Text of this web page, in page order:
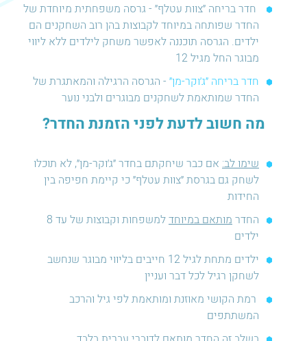
חדר בריחה ״צוות עטלף״ - גרסה משפחתית מיוחדת של
החדר שפותחה במיוחד לקבוצות בהן רוב השחקנים הם
ילדים. הגרסה תוכננה לאפשר משחק לילדים ללא ליווי
מבוגר החל מגיל 12
חדר בריחה ״ג׳וקר-מן״ - הגרסה הרגילה והמאתגרת של
החדר שמותאמת לשחקנים מבוגרים ולבני נוער
מה חשוב לדעת לפני הזמנת החדר?
שימו לב: אם כבר שיחקתם בחדר ״ג׳וקר-מן״, לא תוכלו
לשחק גם בגרסת ״צוות עטלף״ כי קיימת חפיפה בין
החידות
החדרמותאם במיוחד
למשפחות וקבוצות של עד 8
ילדים
ילדים מתחת לגיל 12 חייבים בליווי מבוגר שנחשב
לשחקן רגיל לכל דבר ועניין
רמת הקושי מאוזנת ומותאמת לפי גיל והרכב
המשתתפים